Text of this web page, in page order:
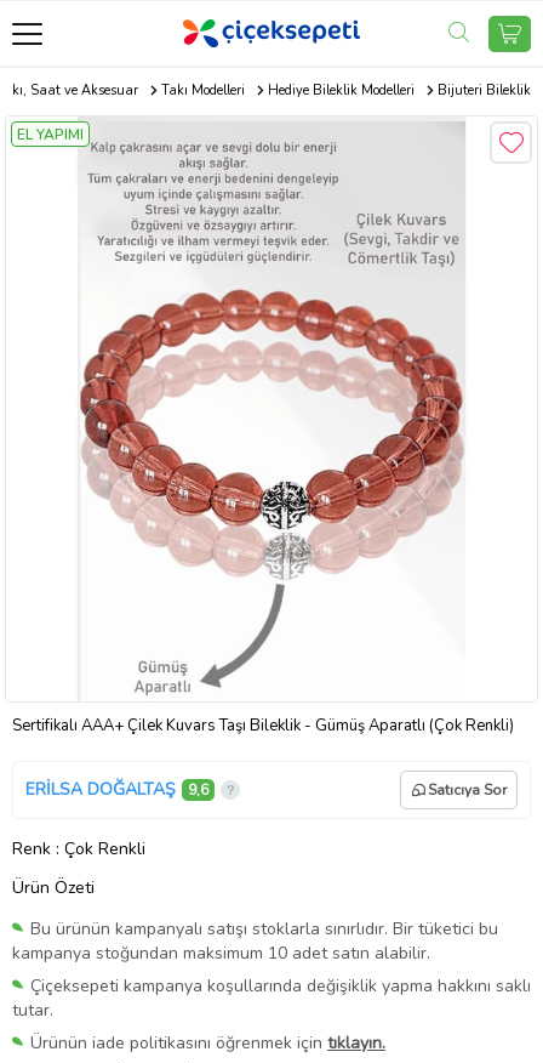
Saat ve Aksesuar Takı Modelleri Hediye Bileklik Modelleri Bijuteri Bileklik
EL YAPIMI
Sertifikalı AAA+ Çilek Kuvars Taşı Bileklik - Gümüş Aparatlı (Çok Renkli)
ERİLSA DOĞALTAŞ 9,6 Satıcıya Sor
Renk : Çok Renkli
Ürün Özeti
Bu ürünün kampanyalı satışı stoklarla sınırlıdır. Bir tüketici bu
kampanya stoğundan maksimum 10 adet satın alabilir.
Çiçeksepeti kampanya koşullarında değişiklik yapma hakkını saklı
tutar.
Ürünün iade politikasını öğrenmek için tıklayın.